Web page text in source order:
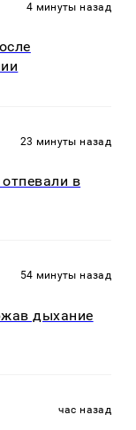
4 минуты назад
23 минуты назад
в
54 минуты назад
дыхание
час назад